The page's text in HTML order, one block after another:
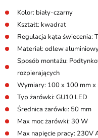
Kolor: biały-czarny
Kształt: kwadrat
Regulacja kąta świecenia:
Materiał: odlew
Sposób montażu:
rozpierających
Wymiary: 100 x 100 mm x
Typ żarówki: GU10 LED
Średnica żarówki: 50 mm
Max moc żarówki: 30 W
Max napięcie pracy: 230V